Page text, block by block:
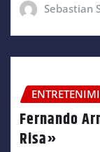
Sebastian
Fernando
Risa»